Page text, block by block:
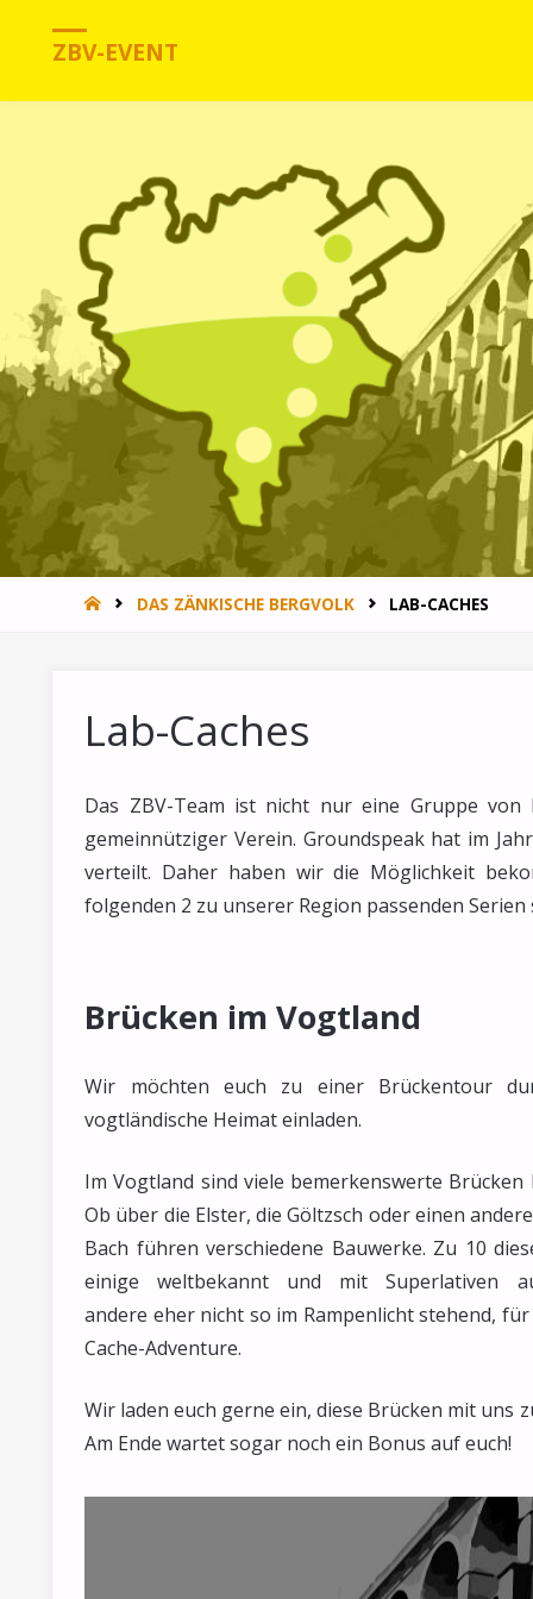
ZBV-EVENT
HOMEDAS ZÄNKISCHE BERGVOLK LAB-CACHES
Lab-Caches
Das ZBV-Team ist nicht nur eine Gruppe von
gemeinnütziger Verein. Groundspeak hat im
verteilt. Daher haben wir die Möglichkeit
folgenden 2 zu unserer Region passenden
Brücken im Vogtland
Wir möchten euch zu einer Brückentour
vogtländische Heimat einladen.
Im Vogtland sind viele bemerkenswerte Brücken
Ob über die Elster, die Göltzsch oder einen
Bach führen verschiedene Bauwerke. Zu 10
einige weltbekannt und mit Superlativen
andere eher nicht so im Rampenlicht stehend, für
Cache-Adventure.
Wir laden euch gerne ein, diese Brücken mit uns
Am Ende wartet sogar noch ein Bonus auf euch!